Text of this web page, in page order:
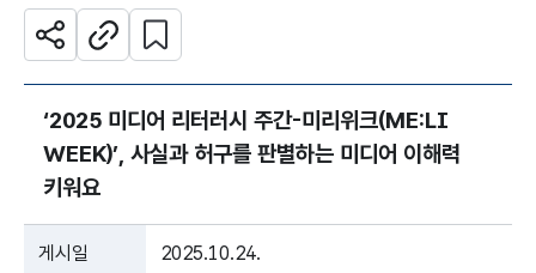
공유하기주소복사
관심 콘텐츠 설정하기
‘2025 미디어 리터러시 주간-미리위크(ME:LI
WEEK)’, 사실과 허구를 판별하는 미디어 이해력
키워요
게시일 2025.10.24.